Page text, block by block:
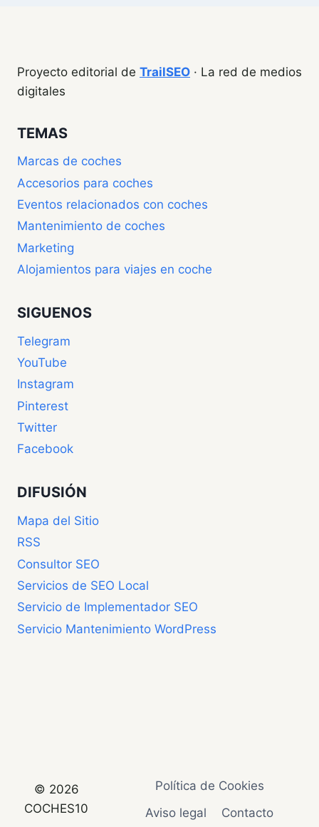
Proyecto editorial de TrailSEO · La red de medios
digitales
TEMAS
Marcas de coches
Accesorios para coches
Eventos relacionados con coches
Mantenimiento de coches
Marketing
Alojamientos para viajes en coche
SIGUENOS
Telegram
YouTube
Instagram
Pinterest
Twitter
Facebook
DIFUSIÓN
Mapa del Sitio
RSS
Consultor SEO
Servicios de SEO Local
Servicio de Implementador SEO
Servicio Mantenimiento WordPress
© 2026
COCHES10
Política de Cookies
Aviso legal
Contacto